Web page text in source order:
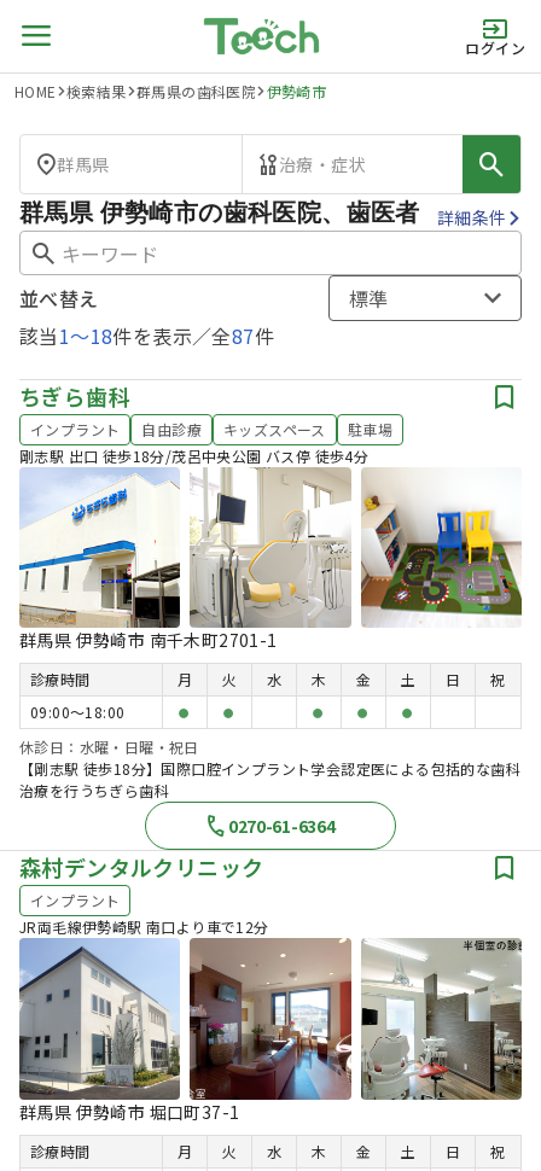
ログイン
HOME 検索結果 群馬県の歯科医院 伊勢崎市
群馬県 治療・症状
群馬県 伊勢崎市の歯科医院、歯医者 詳細条件
該当1〜18件を表示／全87件
並べ替え 標準
ちぎら歯科
インプラント 自由診療 キッズスペース
駐車場
剛志駅 出口 徒歩18分/茂呂中央公園 バス停 徒歩4分
群馬県 伊勢崎市 南千木町2701-1
診療時間 月 火 水 木 金 土 日
祝
09:00〜18:00
● ● ● ● ●
休診日：水曜・日曜・祝日
【剛志駅 徒歩18分】国際口腔インプラント学会認定医による包括的な歯科
治療を行うちぎら歯科
0270-61-6364
森村デンタルクリニック
インプラント
JR両毛線伊勢崎駅 南口より車で12分
群馬県 伊勢崎市 堀口町37-1
診療時間 月 火 水 木 金 土 日
祝